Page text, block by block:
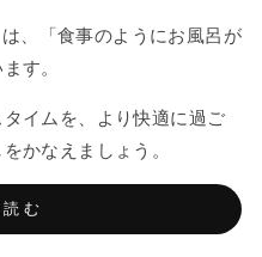
、「食事のようにお風呂が
す。
イムを、より快適に過ご
かなえましょう。
む